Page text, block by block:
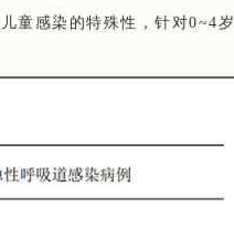
童感染的特殊性，针对0~4岁